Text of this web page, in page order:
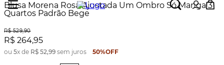
Blusa Morena Rosa Ajustada Um Ombro Só Manga 3
Quartos Padrão Bege
R$ 529,90
R$ 264,95
ou 5x de R$ 52,99 sem juros 50%OFF